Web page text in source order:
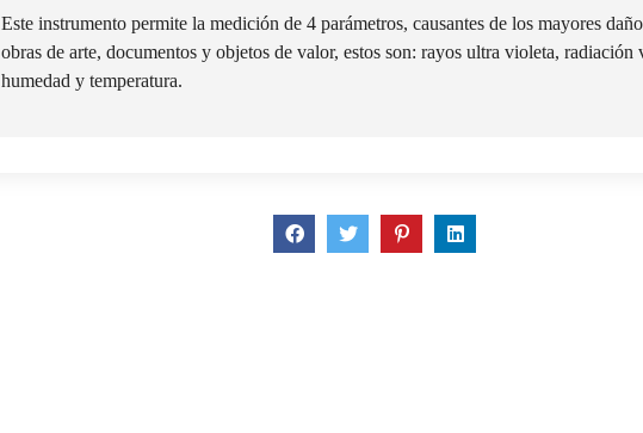
Este instrumento permite la medición de 4 parámetros, causantes de los mayores
obras de arte, documentos y objetos de valor, estos son: rayos ultra violeta, radiación
humedad y temperatura.